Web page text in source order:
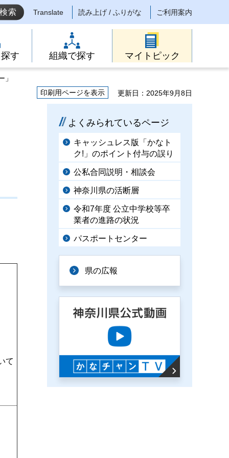
Translate 読み上げ / ふりがな ご利用案内
す 組織で探す マイトピック
印刷用ページを表示
更新日：2025年9月8日
て
よくみられているページ
キャッシュレス版「かなト
ク!」のポイント付与の誤り
公私合同説明・相談会
神奈川県の活断層
令和7年度 公立中学校等卒
業者の進路の状況
パスポートセンター
県の広報